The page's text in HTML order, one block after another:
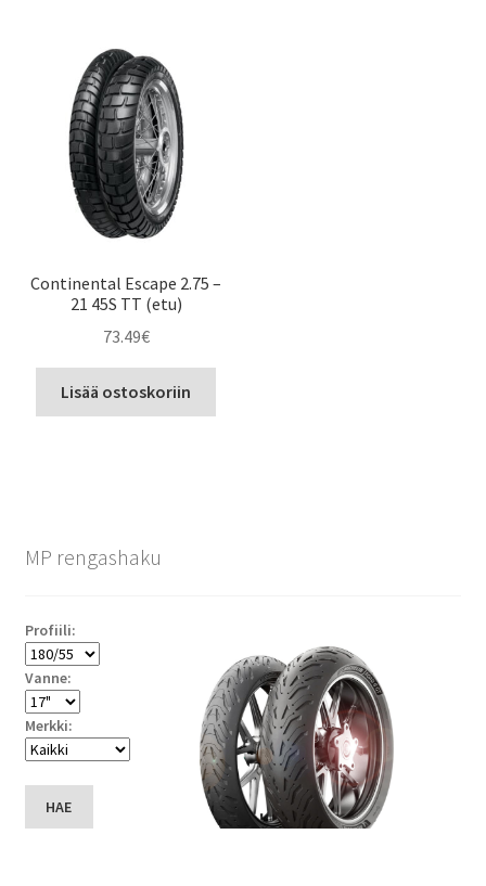
Continental Escape 2.75 –
21 45S TT (etu)
73.49€
Lisää ostoskoriin
MP rengashaku
Profiili:
Vanne:
Merkki:
HAE